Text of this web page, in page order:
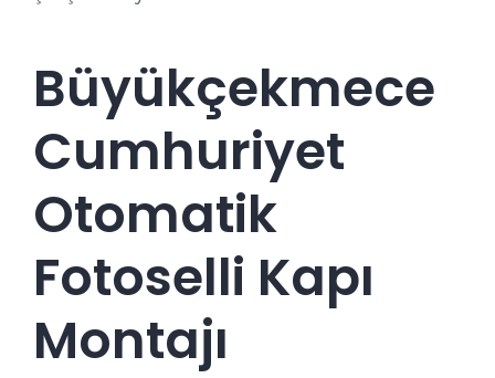
Büyükçekmece
Cumhuriyet
Otomatik
Fotoselli Kapı
Montajı